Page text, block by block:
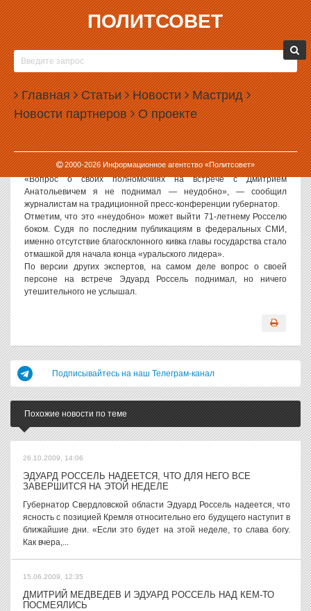
ПОЛИТСОВЕТ
Главная Статьи Новости Мастрид
Новости партнеров О проекте
2000-2026Информационное агентство «Политсовет»
30.06.2009, 16:07
ЭДУАРД РОССЕЛЬ ПРОЯВИЛ ГОРДУЮ
ЗАСТЕНЧИВОСТЬ
Губернатор Свердловской области Эдуард Россель постеснялся
поинтересоваться у президента Дмитрия Медведева о своей
будущей судьбе.
Напомним, президент встретился с губернатором в формате
один на один в ходе саммитов ШОС и БРИК, прошедших в
Екатеринбурге 15 и 16 июня.
«Вопрос о своих полномочиях на встрече с Дмитрием
Анатольевичем я не поднимал — неудобно», — сообщил
журналистам на традиционной пресс-конференции губернатор.
Отметим, что это «неудобно» может выйти 71-летнему Росселю
боком. Судя по последним публикациям в федеральных СМИ,
именно отсутствие благосклонного кивка главы государства стало
отмашкой для начала конца «уральского лидера».
По версии других экспертов, на самом деле вопрос о своей
персоне на встрече Эдуард Россель поднимал, но ничего
утешительного не услышал.
Подписывайтесь на наш Телеграм-канал
Похожие новости по теме
26.10.2009, 14:06
ЭДУАРД РОССЕЛЬ НАДЕЕТСЯ, ЧТО ДЛЯ НЕГО ВСЕ
ЗАВЕРШИТСЯ НА ЭТОЙ НЕДЕЛЕ
Губернатор Свердловской области Эдуард Россель надеется, что
ясность с позицией Кремля относительно его будущего наступит в
ближайшие дни. «Если это будет на этой неделе, то слава богу.
Как вчера,...
15.06.2009, 12:35
ДМИТРИЙ МЕДВЕДЕВ И ЭДУАРД РОССЕЛЬ НАД КЕМ-ТО
ПОСМЕЯЛИСЬ